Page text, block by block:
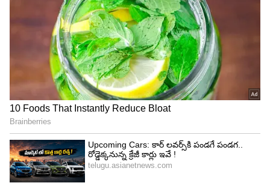
అయితే, కొంతమంది ఊరి పెద్దలు లేదా భూస్వాములు పేద
ప్రజలపై అన్యాయాలు, అక్రమాలు చేస్తుండేవారు. వారిని
ఎదిరించి మాట్లాడే ధైర్యం సామాన్యులకు ఉండేది కాదు.
అలాంటి సమయంలో, ఆ రచ్చబండ పక్కనే ఉన్న ఒక పెద్ద
చెట్టుకు కొన్ని ఉత్తరాలు ప్రత్యక్షమయ్యేవి. ఆ ఉత్తరాలలో...
ఊరి పెద్దలు చేస్తున్న అన్యాయాలు, వారు దాస్తున్న నిజాలు
అన్నీ వివరంగా రాసి ఉండేవి. కానీ, ఆ ఉత్తరం ఎవరు
ఉండేవి కావు.